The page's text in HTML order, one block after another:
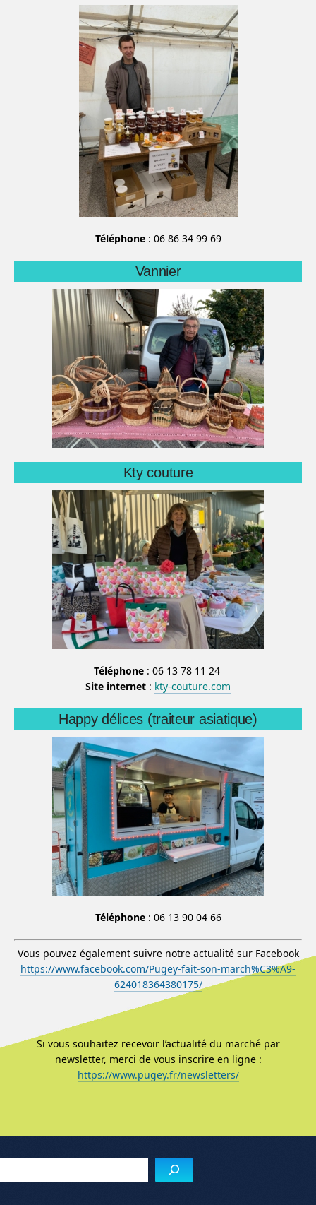
Téléphone: 06 86 34 99 69
Vannier
Kty couture
Téléphone: 06 13 78 11 24
Site internet : kty-couture.com
Happy délices (traiteur asiatique)
Téléphone: 06 13 90 04 66
Vous pouvez également suivre notre actualité sur Facebook
https://www.facebook.com/Pugey-fait-son-march%C3%A9-
624018364380175/
Si vous souhaitez recevoir l’actualité du marché par
newsletter, merci de vous inscrire en ligne :
https://www.pugey.fr/newsletters/
Menu de l'article